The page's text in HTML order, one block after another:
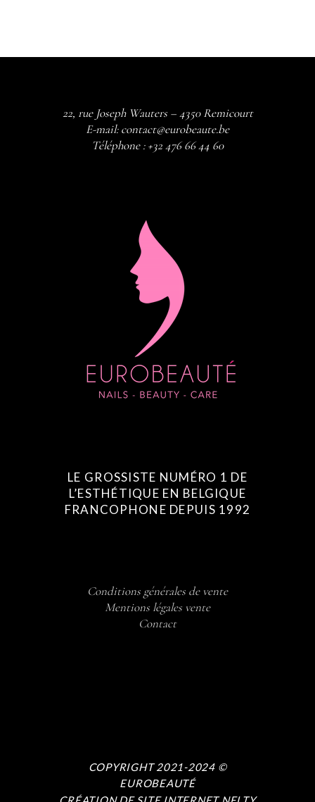
22, rue Joseph Wauters – 4350 Remicourt
E-mail:contact@eurobeaute.be
Téléphone :+32 476 66 44 60
LE GROSSISTE NUMÉRO 1 DE
L’ESTHÉTIQUE EN BELGIQUE
FRANCOPHONE DEPUIS 1992
Conditions générales de vente
Mentions légales vente
Contact
COPYRIGHT 2021-2024 ©
EUROBEAUTÉ